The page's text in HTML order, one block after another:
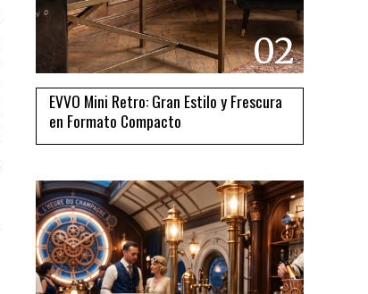
02
EVVO Mini Retro: Gran Estilo y Frescura
en Formato Compacto